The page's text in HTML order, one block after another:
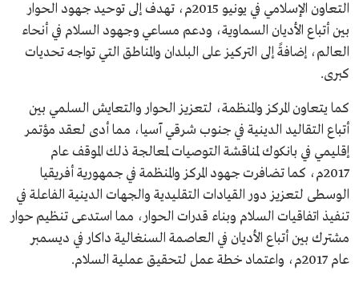
التعاون الإسلامي في يونيو 2015م، تهدف إلى توحيد جهود الحوار
بين أتباع الأديان السماوية، ودعم مساعي وجهود السلام في أنحاء
العالم، إضافةً إلى التركيز على البلدان والمناطق التي تواجه تحديات
كبرى.
كما يتعاون المركز والمنظمة، لتعزيز الحوار والتعايش السلمي بين
أتباع التقاليد الدينية في جنوب شرقي آسيا، مما أدى لعقد مؤتمر
إقليمي في بانكوك لمناقشة التوصيات لمعالجة ذلك الموقف عام
2017م، كما تضافرت جهود المركز والمنظمة في جمهورية أفريقيا
الوسطى لتعزيز دور القيادات التقليدية والجهات الدينية الفاعلة في
تنفيذ اتفاقيات السلام وبناء قدرات الحوار، مما استدعى تنظيم حوار
مشترك بين أتباع الأديان في العاصمة السنغالية داكار في ديسمبر
عام 2017م، واعتماد خطة عمل لتحقيق عملية السلام.